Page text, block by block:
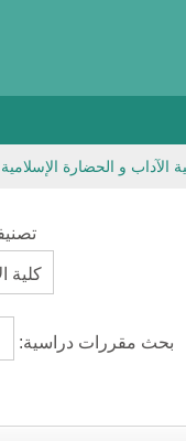
الآداب و الحضارة الإسلامية
بحث مقررات دراسية: